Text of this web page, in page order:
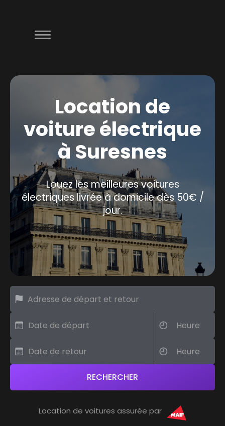
Location de
voiture électrique
à Suresnes
Louez les meilleures voitures
électriques livrée à domicile dès 50€ /
jour.
Location de voitures assurée par